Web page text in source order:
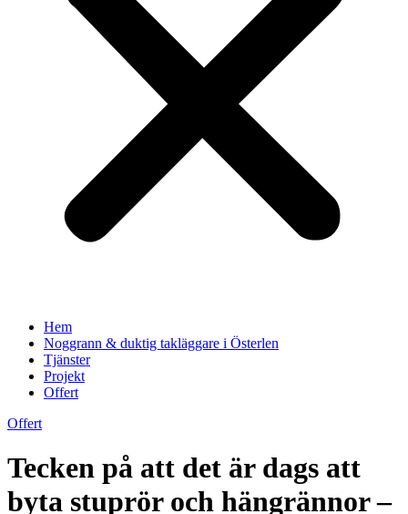
Hem
Noggrann & duktig takläggare i Österlen
Tjänster
Projekt
Offert
Offert
Tecken på att det är dags att
byta stuprör och hängrännor –